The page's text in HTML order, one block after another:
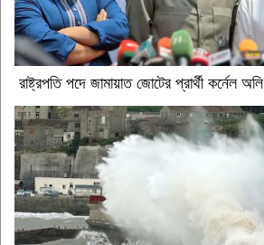
রাষ্ট্রপতি পদে জামায়াত জোটের প্রার্থী কর্নেল অলি